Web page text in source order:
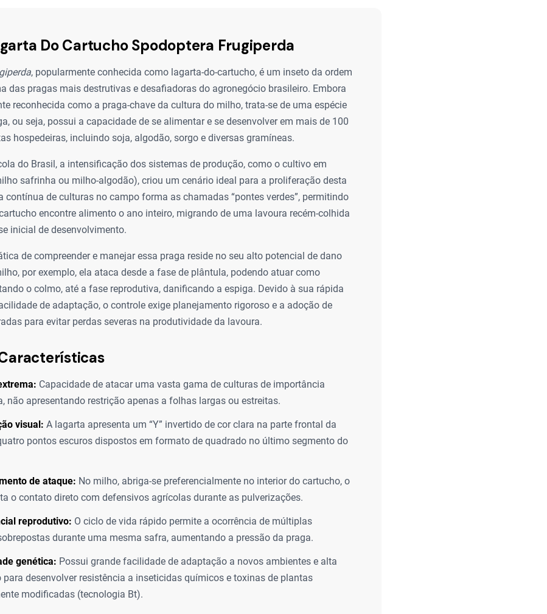
Do Cartucho Spodoptera Frugiperda
, popularmente conhecida como lagarta-do-cartucho, é um inseto da ordem
das pragas mais destrutivas e desafiadoras do agronegócio brasileiro. Embora
reconhecida como a praga-chave da cultura do milho, trata-se de uma espécie
ou seja, possui a capacidade de se alimentar e se desenvolver em mais de 100
hospedeiras, incluindo soja, algodão, sorgo e diversas gramíneas.
do Brasil, a intensificação dos sistemas de produção, como o cultivo em
safrinha ou milho-algodão), criou um cenário ideal para a proliferação desta
contínua de culturas no campo forma as chamadas “pontes verdes”, permitindo
encontre alimento o ano inteiro, migrando de uma lavoura recém-colhida
inicial de desenvolvimento.
de compreender e manejar essa praga reside no seu alto potencial de dano
por exemplo, ela ataca desde a fase de plântula, podendo atuar como
o colmo, até a fase reprodutiva, danificando a espiga. Devido à sua rápida
de adaptação, o controle exige planejamento rigoroso e a adoção de
para evitar perdas severas na produtividade da lavoura.
Capacidade de atacar uma vasta gama de culturas de importância
não apresentando restrição apenas a folhas largas ou estreitas.
visual: A lagarta apresenta um “Y” invertido de cor clara na parte frontal da
pontos escuros dispostos em formato de quadrado no último segmento do
de ataque: No milho, abriga-se preferencialmente no interior do cartucho, o
o contato direto com defensivos agrícolas durante as pulverizações.
reprodutivo: O ciclo de vida rápido permite a ocorrência de múltiplas
durante uma mesma safra, aumentando a pressão da praga.
genética: Possui grande facilidade de adaptação a novos ambientes e alta
para desenvolver resistência a inseticidas químicos e toxinas de plantas
modificadas (tecnologia Bt).